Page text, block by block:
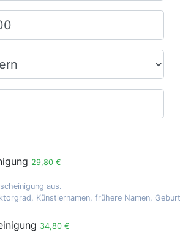
29,80 €
aus.
Künstlernamen, frühere Namen,
34,80 €